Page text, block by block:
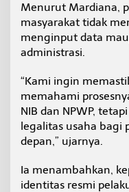
Menurut Mardiana,
masyarakat tidak
menginput data
administrasi.
“Kami ingin
memahami
NIB dan NPWP,
legalitas usaha bagi
depan,” ujarnya.
Ia menambahkan,
identitas resmi